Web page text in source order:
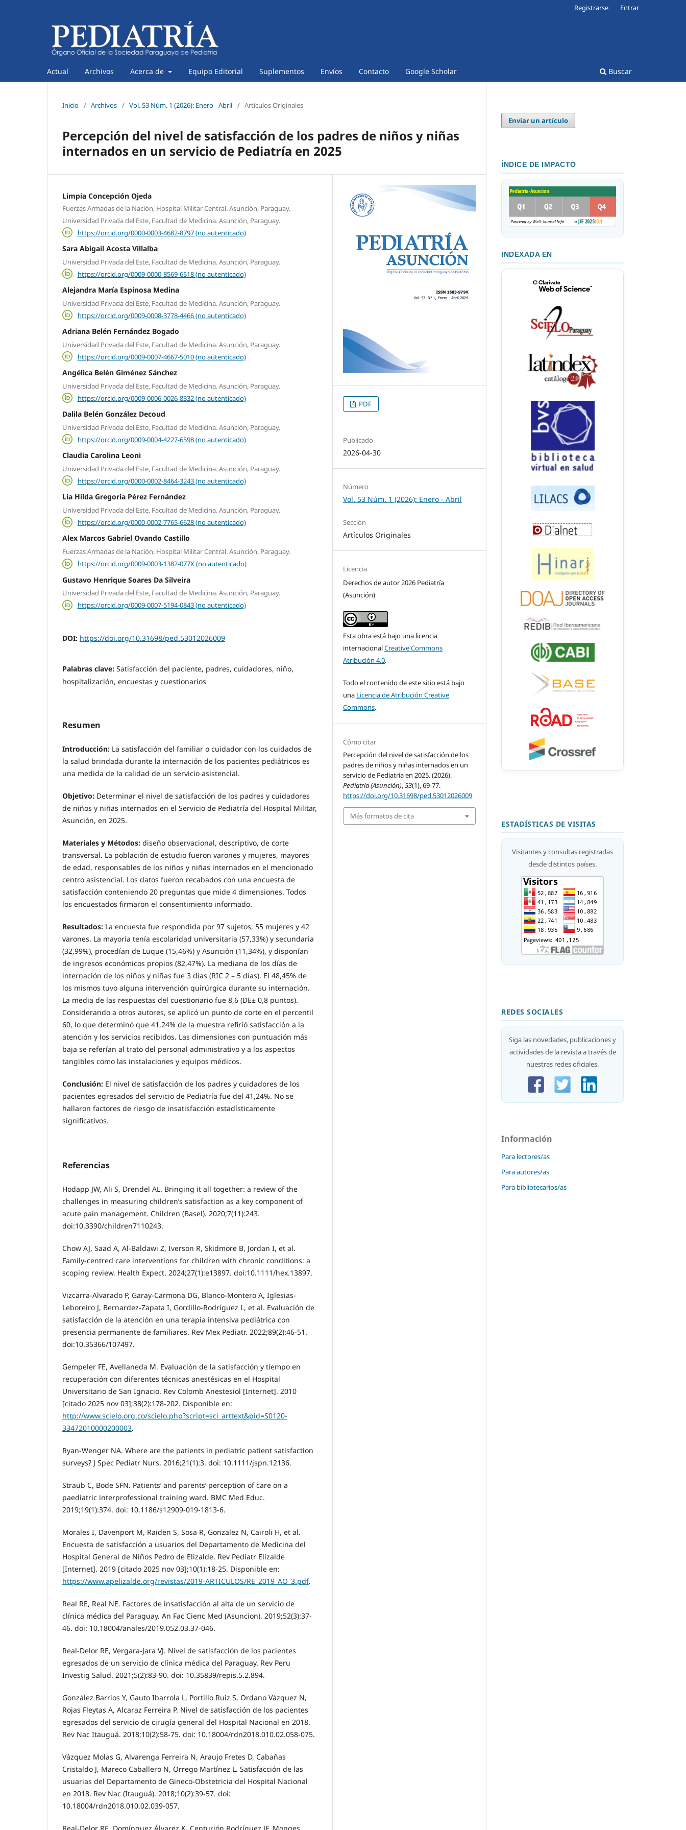
Actual Archivos Acerca de Equipo Editorial Suplementos Envíos Contacto Google Scholar Buscar
Registrarse Entrar
Inicio / Archivos / Vol. 53 Núm. 1 (2026): Enero - Abril / Artículos Originales
Percepción del nivel de satisfacción de los padres de niños y niñas
internados en un servicio de Pediatría en 2025
Limpia Concepción Ojeda
Fuerzas Armadas de la Nación, Hospital Militar Central. Asunción, Paraguay.
Universidad Privada del Este, Facultad de Medicina. Asunción, Paraguay.
https://orcid.org/0000-0003-4682-8797 (no autenticado)
Sara Abigail Acosta Villalba
Universidad Privada del Este, Facultad de Medicina. Asunción, Paraguay.
https://orcid.org/0009-0000-8569-6518 (no autenticado)
Alejandra María Espinosa Medina
Universidad Privada del Este, Facultad de Medicina. Asunción, Paraguay.
https://orcid.org/0009-0008-3778-4466 (no autenticado)
Adriana Belén Fernández Bogado
Universidad Privada del Este, Facultad de Medicina. Asunción, Paraguay.
https://orcid.org/0009-0007-4667-5010 (no autenticado)
Angélica Belén Giménez Sánchez
Universidad Privada del Este, Facultad de Medicina. Asunción, Paraguay.
https://orcid.org/0009-0006-0026-8332 (no autenticado)
Dalila Belén González Decoud
Universidad Privada del Este, Facultad de Medicina. Asunción, Paraguay.
https://orcid.org/0009-0004-4227-6598 (no autenticado)
Claudia Carolina Leoni
Universidad Privada del Este, Facultad de Medicina. Asunción, Paraguay.
https://orcid.org/0000-0002-8464-3243 (no autenticado)
Lia Hilda Gregoria Pérez Fernández
Universidad Privada del Este, Facultad de Medicina. Asunción, Paraguay.
https://orcid.org/0000-0002-7765-6628 (no autenticado)
Alex Marcos Gabriel Ovando Castillo
Fuerzas Armadas de la Nación, Hospital Militar Central. Asunción, Paraguay.
https://orcid.org/0009-0003-1382-077X (no autenticado)
Gustavo Henrique Soares Da Silveira
Universidad Privada del Este, Facultad de Medicina. Asunción, Paraguay.
https://orcid.org/0009-0007-5194-0843 (no autenticado)
DOI: https://doi.org/10.31698/ped.53012026009
Palabras clave: Satisfacción del paciente, padres, cuidadores, niño,
hospitalización, encuestas y cuestionarios
Resumen
Introducción: La satisfacción del familiar o cuidador con los cuidados de
la salud brindada durante la internación de los pacientes pediátricos es
una medida de la calidad de un servicio asistencial.
Objetivo: Determinar el nivel de satisfacción de los padres y cuidadores
de niños y niñas internados en el Servicio de Pediatría del Hospital Militar,
Asunción, en 2025.
Materiales y Métodos: diseño observacional, descriptivo, de corte
transversal. La población de estudio fueron varones y mujeres, mayores
de edad, responsables de los niños y niñas internados en el mencionado
centro asistencial. Los datos fueron recabados con una encuesta de
satisfacción conteniendo 20 preguntas que mide 4 dimensiones. Todos
los encuestados firmaron el consentimiento informado.
Resultados: La encuesta fue respondida por 97 sujetos, 55 mujeres y 42
varones. La mayoría tenía escolaridad universitaria (57,33%) y secundaria
(32,99%), procedían de Luque (15,46%) y Asunción (11,34%), y disponían
de ingresos económicos propios (82,47%). La mediana de los días de
internación de los niños y niñas fue 3 días (RIC 2 – 5 días). El 48,45% de
los mismos tuvo alguna intervención quirúrgica durante su internación.
La media de las respuestas del cuestionario fue 8,6 (DE± 0,8 puntos).
Considerando a otros autores, se aplicó un punto de corte en el percentil
60, lo que determinó que 41,24% de la muestra refirió satisfacción a la
atención y los servicios recibidos. Las dimensiones con puntuación más
baja se referían al trato del personal administrativo y a los aspectos
tangibles como las instalaciones y equipos médicos.
Conclusión: El nivel de satisfacción de los padres y cuidadores de los
pacientes egresados del servicio de Pediatría fue del 41,24%. No se
hallaron factores de riesgo de insatisfacción estadísticamente
significativos.
Referencias
Hodapp JW, Ali S, Drendel AL. Bringing it all together: a review of the
challenges in measuring children’s satisfaction as a key component of
acute pain management. Children (Basel). 2020;7(11):243.
doi:10.3390/children7110243.
Chow AJ, Saad A, Al-Baldawi Z, Iverson R, Skidmore B, Jordan I, et al.
Family-centred care interventions for children with chronic conditions: a
scoping review. Health Expect. 2024;27(1):e13897. doi:10.1111/hex.13897.
Vizcarra-Alvarado P, Garay-Carmona DG, Blanco-Montero A, Iglesias-
Leboreiro J, Bernardez-Zapata I, Gordillo-Rodríguez L, et al. Evaluación de
satisfacción de la atención en una terapia intensiva pediátrica con
presencia permanente de familiares. Rev Mex Pediatr. 2022;89(2):46-51.
doi:10.35366/107497.
Gempeler FE, Avellaneda M. Evaluación de la satisfacción y tiempo en
recuperación con diferentes técnicas anestésicas en el Hospital
Universitario de San Ignacio. Rev Colomb Anestesiol [Internet]. 2010
[citado 2025 nov 03];38(2):178-202. Disponible en:
http://www.scielo.org.co/scielo.php?script=sci_arttext&pid=S0120-
33472010000200003.
Ryan-Wenger NA. Where are the patients in pediatric patient satisfaction
surveys? J Spec Pediatr Nurs. 2016;21(1):3. doi: 10.1111/jspn.12136.
Straub C, Bode SFN. Patients’ and parents’ perception of care on a
paediatric interprofessional training ward. BMC Med Educ.
2019;19(1):374. doi: 10.1186/s12909-019-1813-6.
Morales I, Davenport M, Raiden S, Sosa R, Gonzalez N, Cairoli H, et al.
Encuesta de satisfacción a usuarios del Departamento de Medicina del
Hospital General de Niños Pedro de Elizalde. Rev Pediatr Elizalde
[Internet]. 2019 [citado 2025 nov 03];10(1):18-25. Disponible en:
https://www.apelizalde.org/revistas/2019-ARTICULOS/RE_2019_AO_3.pdf.
Real RE, Real NE. Factores de insatisfacción al alta de un servicio de
clínica médica del Paraguay. An Fac Cienc Med (Asuncion). 2019;52(3):37-
46. doi: 10.18004/anales/2019.052.03.37-046.
Real-Delor RE, Vergara-Jara VJ. Nivel de satisfacción de los pacientes
egresados de un servicio de clínica médica del Paraguay. Rev Peru
Investig Salud. 2021;5(2):83-90. doi: 10.35839/repis.5.2.894.
González Barrios Y, Gauto Ibarrola L, Portillo Ruiz S, Ordano Vázquez N,
Rojas Fleytas A, Alcaraz Ferreira P. Nivel de satisfacción de los pacientes
egresados del servicio de cirugía general del Hospital Nacional en 2018.
Rev Nac Itauguá. 2018;10(2):58-75. doi: 10.18004/rdn2018.010.02.058-075.
Vázquez Molas G, Alvarenga Ferreira N, Araujo Fretes D, Cabañas
Cristaldo J, Mareco Caballero N, Orrego Martínez L. Satisfacción de las
usuarias del Departamento de Gineco-Obstetricia del Hospital Nacional
en 2018. Rev Nac (Itauguá). 2018;10(2):39-57. doi:
10.18004/rdn2018.010.02.039-057.
PDF
Publicado
2026-04-30
Número
Vol. 53 Núm. 1 (2026): Enero - Abril
Sección
Artículos Originales
Licencia
Derechos de autor 2026 Pediatría
(Asunción)
Esta obra está bajo una licencia
internacionalCreative Commons
Atribución 4.0.
Todo el contenido de este sitio está bajo
una Licencia de Atribución Creative
Commons.
Cómo citar
Percepción del nivel de satisfacción de los
padres de niños y niñas internados en un
servicio de Pediatría en 2025. (2026).
Pediatría (Asunción),53(1), 69-77.
https://doi.org/10.31698/ped.53012026009
Más formatos de cita
Enviar un artículo
ÍNDICE DE IMPACTO
INDEXADA EN
ESTADÍSTICAS DE VISITAS
Visitantes y consultas registradas
desde distintos países.
REDES SOCIALES
Siga las novedades, publicaciones y
actividades de la revista a través de
nuestras redes oficiales.
Información
Para lectores/as
Para autores/as
Para bibliotecarios/as